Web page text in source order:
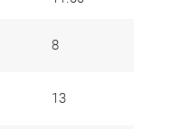
8
13